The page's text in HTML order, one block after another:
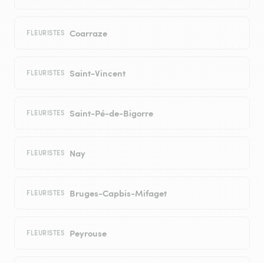
FLEURISTES Coarraze
FLEURISTES Saint-Vincent
FLEURISTES Saint-Pé-de-Bigorre
FLEURISTES Nay
FLEURISTES Bruges-Capbis-Mifaget
FLEURISTES Peyrouse